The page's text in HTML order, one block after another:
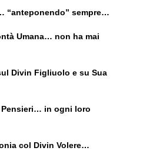
“anteponendo” sempre…
Umana… non ha mai
Divin Figliuolo e su Sua
in ogni loro
col Divin Volere…